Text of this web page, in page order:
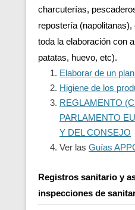
charcuterías,
repostería
toda la elaboración con
patatas, huevo, etc).
Elaborar de un
Higiene de los
REGLAMENTO
PARLAMENTO
Y DEL CONSEJO
Ver las Guías
Registros sanitario y
inspecciones de